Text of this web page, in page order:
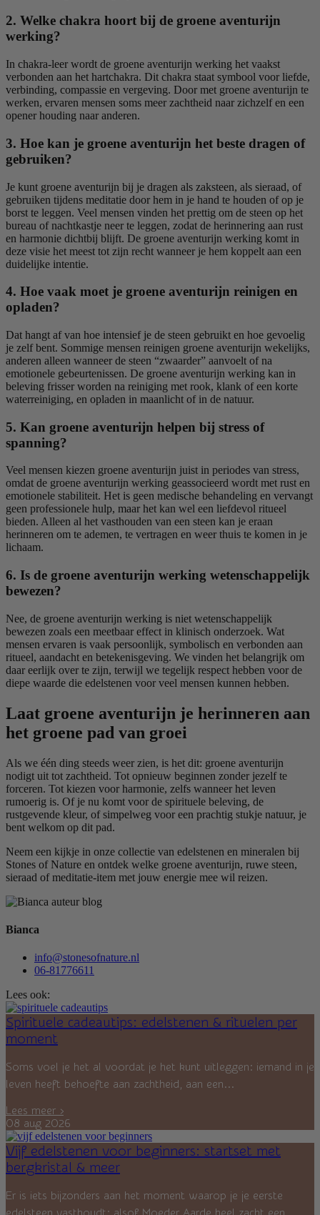
2. Welke chakra hoort bij de groene aventurijn
werking?
In chakra-leer wordt de groene aventurijn werking het vaakst
verbonden aan het hartchakra. Dit chakra staat symbool voor liefde,
verbinding, compassie en vergeving. Door met groene aventurijn te
werken, ervaren mensen soms meer zachtheid naar zichzelf en een
opener houding naar anderen.
3. Hoe kan je groene aventurijn het beste dragen of
gebruiken?
Je kunt groene aventurijn bij je dragen als zaksteen, als sieraad, of
gebruiken tijdens meditatie door hem in je hand te houden of op je
borst te leggen. Veel mensen vinden het prettig om de steen op het
bureau of nachtkastje neer te leggen, zodat de herinnering aan rust
en harmonie dichtbij blijft. De groene aventurijn werking komt in
deze visie het meest tot zijn recht wanneer je hem koppelt aan een
duidelijke intentie.
4. Hoe vaak moet je groene aventurijn reinigen en
opladen?
Dat hangt af van hoe intensief je de steen gebruikt en hoe gevoelig
je zelf bent. Sommige mensen reinigen groene aventurijn wekelijks,
anderen alleen wanneer de steen “zwaarder” aanvoelt of na
emotionele gebeurtenissen. De groene aventurijn werking kan in
beleving frisser worden na reiniging met rook, klank of een korte
waterreiniging, en opladen in maanlicht of in de natuur.
5. Kan groene aventurijn helpen bij stress of
spanning?
Veel mensen kiezen groene aventurijn juist in periodes van stress,
omdat de groene aventurijn werking geassocieerd wordt met rust en
emotionele stabiliteit. Het is geen medische behandeling en vervangt
geen professionele hulp, maar het kan wel een liefdevol ritueel
bieden. Alleen al het vasthouden van een steen kan je eraan
herinneren om te ademen, te vertragen en weer thuis te komen in je
lichaam.
6. Is de groene aventurijn werking wetenschappelijk
bewezen?
Nee, de groene aventurijn werking is niet wetenschappelijk
bewezen zoals een meetbaar effect in klinisch onderzoek. Wat
mensen ervaren is vaak persoonlijk, symbolisch en verbonden aan
ritueel, aandacht en betekenisgeving. We vinden het belangrijk om
daar eerlijk over te zijn, terwijl we tegelijk respect hebben voor de
diepe waarde die edelstenen voor veel mensen kunnen hebben.
Laat groene aventurijn je herinneren aan
het groene pad van groei
Als we één ding steeds weer zien, is het dit: groene aventurijn
nodigt uit tot zachtheid. Tot opnieuw beginnen zonder jezelf te
forceren. Tot kiezen voor harmonie, zelfs wanneer het leven
rumoerig is. Of je nu komt voor de spirituele beleving, de
rustgevende kleur, of simpelweg voor een prachtig stukje natuur, je
bent welkom op dit pad.
Neem een kijkje in onze collectie van edelstenen en mineralen bij
Stones of Nature en ontdek welke groene aventurijn, ruwe steen,
sieraad of meditatie-item met jouw energie mee wil reizen.
Bianca
info@stonesofnature.nl
06-81776611
Lees ook:
Spirituele cadeautips: edelstenen & rituelen per
moment
Soms voel je het al voordat je het kunt uitleggen: iemand in je
leven heeft behoefte aan zachtheid, aan een...
Lees meer ›
08 aug 2026
Vijf edelstenen voor beginners: startset met
bergkristal & meer
Er is iets bijzonders aan het moment waarop je je eerste